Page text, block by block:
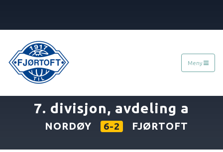
Meny
7. divisjon, avdeling a
NORDØY 6-2 FJØRTOFT